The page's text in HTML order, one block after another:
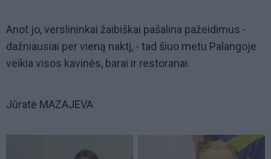
Anot jo, verslininkai žaibiškai pašalina pažeidimus -
dažniausiai per vieną naktį, - tad šiuo metu Palangoje
veikia visos kavinės, barai ir restoranai.
Jūratė MAZAJEVA